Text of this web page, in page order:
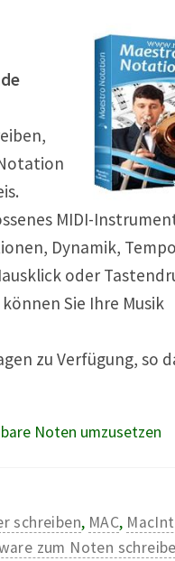
MIDI-
Dynamik, Tempo
oder
Sie Ihre Musik
zu Verfügung, so
Noten umzusetzen
schreiben, MAC,
zum Noten